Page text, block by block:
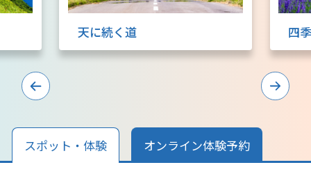
キュンちゃんオンラインショップ
北海道はやわかり
旅のテーマで探す
7つの国立公園
天に続く道 四
スポット・体験 オンライン体験予約